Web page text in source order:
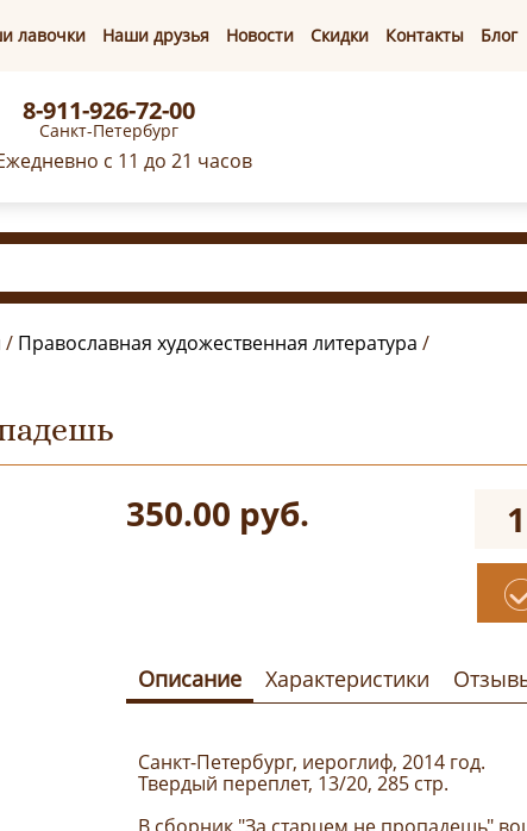
лавочки Наши друзья Новости Скидки Контакты Блог
8-911-926-72-00
Санкт-Петербург
с 11 до 21 часов
/ Православная художественная литература /
350.00 руб.
Описание Характеристики
Санкт-Петербург, иероглиф, 2014 год.
Твердый переплет, 13/20, 285 стр.